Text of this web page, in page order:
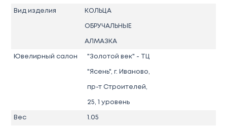
Вид изделия КОЛЬЦА
ОБРУЧАЛЬНЫЕ
АЛМАЗКА
Ювелирный салон "Золотой век" - ТЦ
"Ясень", г. Иваново,
пр-т Строителей,
25, 1 уровень
Вес 1.05